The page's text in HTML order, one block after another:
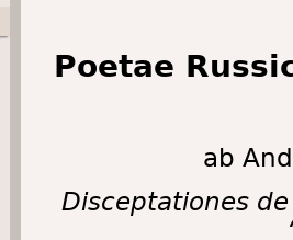
Poetae
ab
Disceptationes